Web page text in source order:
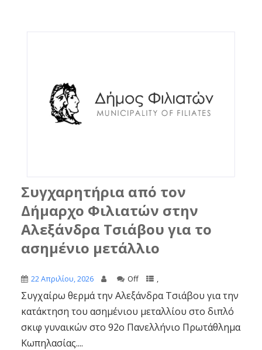
Συγχαρητήρια από τον
Δήμαρχο Φιλιατών στην
Αλεξάνδρα Τσιάβου για το
ασημένιο μετάλλιο
22 Απριλίου, 2026 Off ,
Συγχαίρω θερμά την Αλεξάνδρα Τσιάβου για την
κατάκτηση του ασημένιου μεταλλίου στο διπλό
σκιφ γυναικών στο 92ο Πανελλήνιο Πρωτάθλημα
Κωπηλασίας....